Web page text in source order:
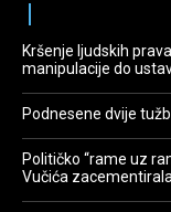
Kršenje ljudskih
manipulacije do
Podnesene dvije
Političko “rame uz
Vučića